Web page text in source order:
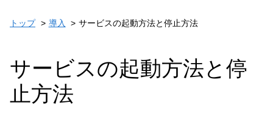
トップ 導入 サービスの起動方法と停止方法
サービスの起動方法と停
止方法